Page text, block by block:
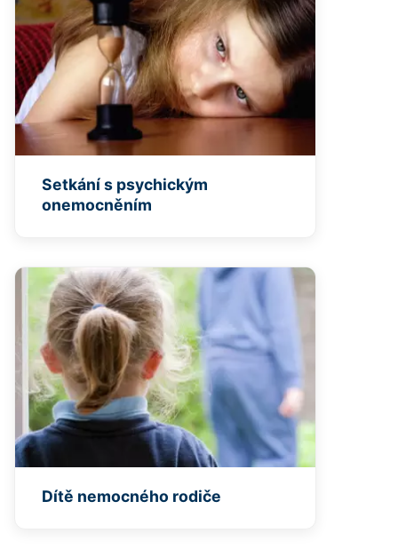
Setkání s psychickým
onemocněním
Dítě nemocného rodiče